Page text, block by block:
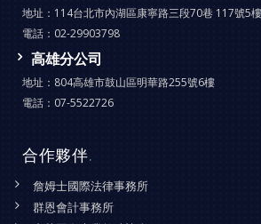
地址： 114台北市內湖區康寧路三段70巷 117號5樓
電話： 02-29903798
高雄分公司
地址： 804高雄市鼓山區明華路255號6樓
電話： 07-5522726
合作夥伴.
詹姆士國際法律事務所
群恩會計事務所